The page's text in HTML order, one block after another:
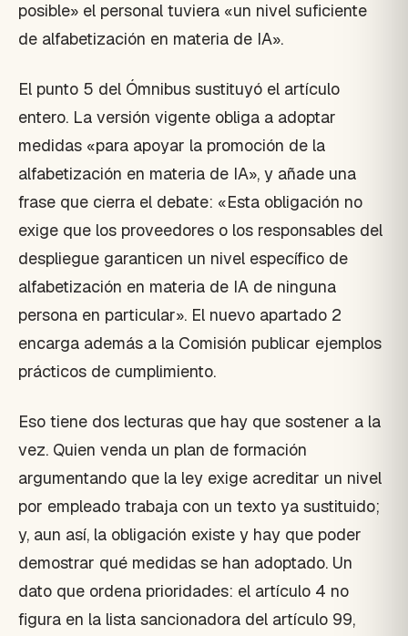
posible» el personal tuviera «un nivel suficiente
de alfabetización en materia de IA».
El punto 5 del Ómnibus sustituyó el artículo
entero. La versión vigente obliga a adoptar
medidas «para apoyar la promoción de la
alfabetización en materia de IA», y añade una
frase que cierra el debate: «Esta obligación no
exige que los proveedores o los responsables del
despliegue garanticen un nivel específico de
alfabetización en materia de IA de ninguna
persona en particular». El nuevo apartado 2
encarga además a la Comisión publicar ejemplos
prácticos de cumplimiento.
Eso tiene dos lecturas que hay que sostener a la
vez. Quien venda un plan de formación
argumentando que la ley exige acreditar un nivel
por empleado trabaja con un texto ya sustituido;
y, aun así, la obligación existe y hay que poder
demostrar qué medidas se han adoptado. Un
dato que ordena prioridades: el artículo 4 no
figura en la lista sancionadora del artículo 99,